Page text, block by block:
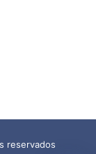
reservados